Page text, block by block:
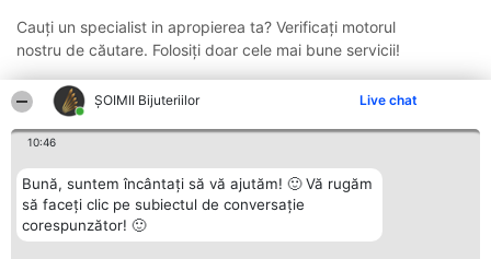
ŞOIMII Bijuteriilor Live chat
10:46
Bună, suntem încântați să vă ajutăm! 🙂 Vă rugăm
să faceți clic pe subiectul de conversație
corespunzător! 🙂
Cauți un specialist in apropierea ta? Verificați motorul
nostru de căutare. Folosiți doar cele mai bune servicii!